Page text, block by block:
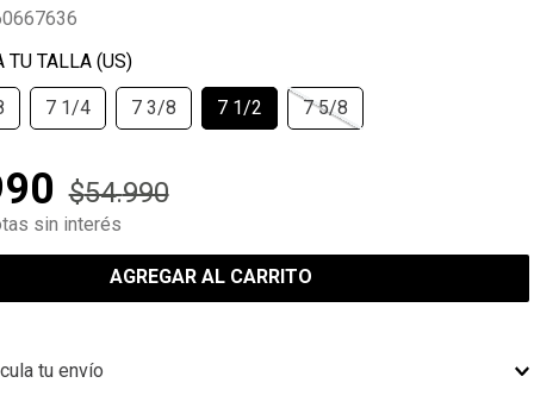
7 1/4 7 3/8 7 1/2 7 5/8
$54.990
sin interés
AGREGAR AL CARRITO
tu envío